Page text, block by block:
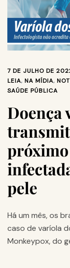
7 DE JULHO DE
LEIA, NA MÍDIA,
SAÚDE PÚBLICA
Doença
próximo
pele
Há um mês, os
caso de varíola
Monkeypox, do